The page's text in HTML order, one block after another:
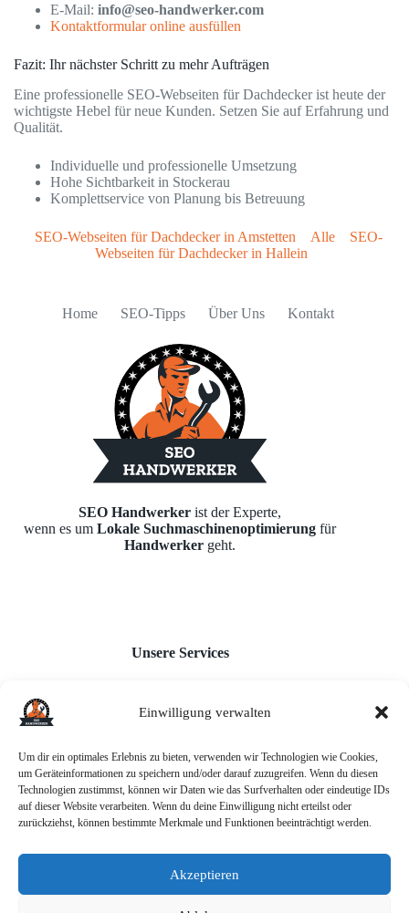
Einwilligung verwalten
Um dir ein optimales Erlebnis zu bieten, verwenden wir Technologien wie Cookies,
um Geräteinformationen zu speichern und/oder darauf zuzugreifen. Wenn du diesen
Technologien zustimmst, können wir Daten wie das Surfverhalten oder eindeutige IDs
auf dieser Website verarbeiten. Wenn du deine Einwilligung nicht erteilst oder
zurückziehst, können bestimmte Merkmale und Funktionen beeinträchtigt werden.
Akzeptieren
E-Mail: info@seo-handwerker.com
Kontaktformular online ausfüllen
Fazit: Ihr nächster Schritt zu mehr Aufträgen
Eine professionelle SEO-Webseiten für Dachdecker ist heute der
wichtigste Hebel für neue Kunden. Setzen Sie auf Erfahrung und
Qualität.
Individuelle und professionelle Umsetzung
Hohe Sichtbarkeit in Stockerau
Komplettservice von Planung bis Betreuung
SEO-Webseiten für Dachdecker in Amstetten Alle
SEO-
Webseiten für Dachdecker in Hallein
Home SEO-Tipps Über Uns Kontakt
SEO Handwerker ist der Experte,
wenn es umLokale Suchmaschinenoptimierung für
Handwerker geht.
Unsere Services
Webseiten für Handwerker
Google Unternehmensprofil
Backlink-Aufbau
AI-Chatbot
Informationen